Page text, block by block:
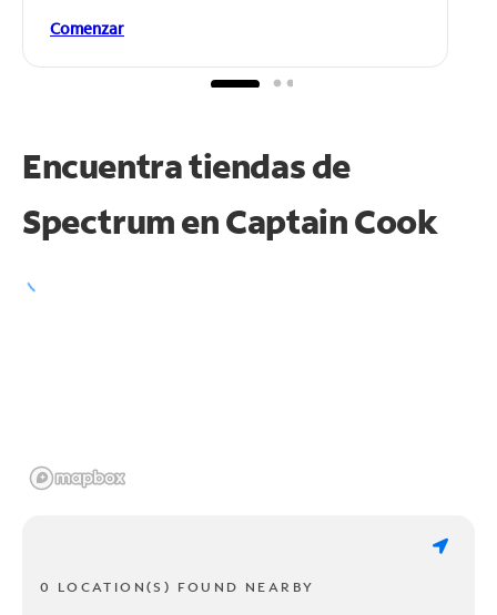
Comenzar
Encuentra tiendas de
Spectrum enCaptain Cook
0 LOCATION(S) FOUND NEARBY